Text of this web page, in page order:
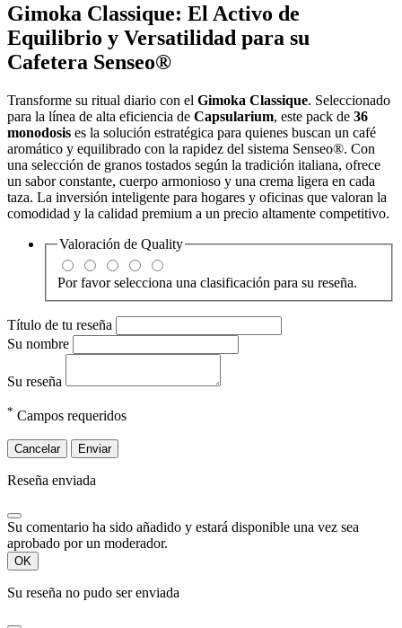
Gimoka Classique: El Activo de
Equilibrio y Versatilidad para su
Cafetera Senseo®
Transforme su ritual diario con el Gimoka Classique. Seleccionado
para la línea de alta eficiencia de Capsularium, este pack de 36
monodosis es la solución estratégica para quienes buscan un café
aromático y equilibrado con la rapidez del sistema Senseo®. Con
una selección de granos tostados según la tradición italiana, ofrece
un sabor constante, cuerpo armonioso y una crema ligera en cada
taza. La inversión inteligente para hogares y oficinas que valoran la
comodidad y la calidad premium a un precio altamente competitivo.
Valoración de Quality
Por favor selecciona una clasificación para su reseña.
Título de tu reseña
Su nombre
Su reseña
* Campos requeridos
Cancelar Enviar
Reseña enviada
Su comentario ha sido añadido y estará disponible una vez sea
aprobado por un moderador.
OK
Su reseña no pudo ser enviada